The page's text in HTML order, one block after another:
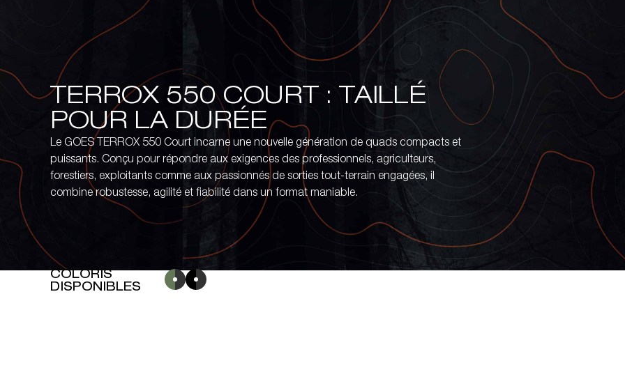
TERROX 550 COURT : TAILLÉ
POUR LA DURÉE
Le GOES TERROX 550 Court incarne une nouvelle génération de quads compacts et
puissants. Conçu pour répondre aux exigences des professionnels, agriculteurs,
forestiers, exploitants comme aux passionnés de sorties tout-terrain engagées, il
combine robustesse, agilité et fiabilité dans un format maniable.
COLORIS
DISPONIBLES